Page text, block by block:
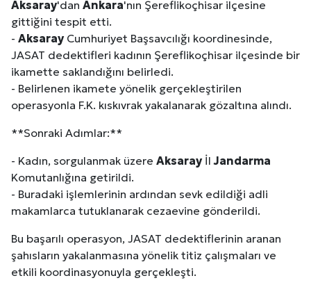
Aksaray'dan Ankara'nın Şereflikoçhisar ilçesine
gittiğini tespit etti.
- Aksaray Cumhuriyet Başsavcılığı koordinesinde,
JASAT dedektifleri kadının Şereflikoçhisar ilçesinde bir
ikamette saklandığını belirledi.
- Belirlenen ikamete yönelik gerçekleştirilen
operasyonla F.K. kıskıvrak yakalanarak gözaltına alındı.
**Sonraki Adımlar:**
- Kadın, sorgulanmak üzere Aksaray İlJandarma
Komutanlığına getirildi.
- Buradaki işlemlerinin ardından sevk edildiği adli
makamlarca tutuklanarak cezaevine gönderildi.
Bu başarılı operasyon, JASAT dedektiflerinin aranan
şahısların yakalanmasına yönelik titiz çalışmaları ve
etkili koordinasyonuyla gerçekleşti.